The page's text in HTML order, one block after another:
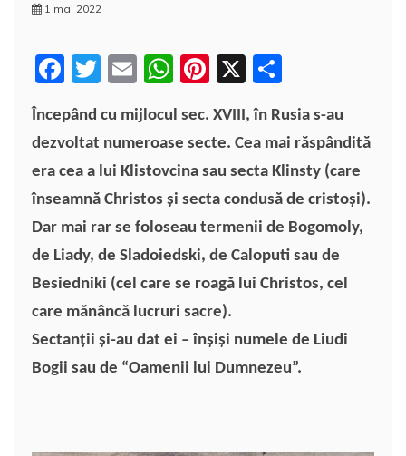
1 mai 2022
F
a
c
e
b
o
o
k
T
itt
er
E
m
ai
l
W
h
at
s
A
p
p
Pi
er
e
st
X
a
rt
aj
e
a
z
ă
Începând cu mijlocul sec. XVIII, în Rusia s-au
dezvoltat numeroase secte. Cea mai răspândită
era cea a lui Klistovcina sau secta Klinsty (care
înseamnă Christos şi secta condusă de cristoşi).
Dar mai rar se foloseau termenii de Bogomoly,
de Liady, de Sladoiedski, de Caloputi sau de
Besiedniki (cel care se roagă lui Christos, cel
care mănâncă lucruri sacre).
Sectanţii şi-au dat ei – înşişi numele de Liudi
Bogii sau de “Oamenii lui Dumnezeu”.